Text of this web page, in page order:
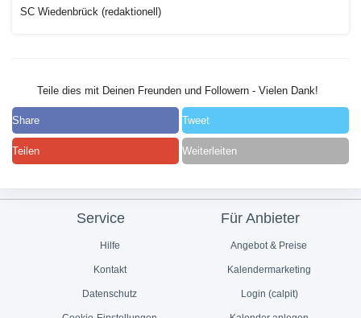
SC Wiedenbrück (redaktionell)
Teile dies mit Deinen Freunden und Followern - Vielen Dank!
Share Tweet
Teilen Weiterleiten
Service
Hilfe
Kontakt
Datenschutz
Für Anbieter
Angebot & Preise
Kalendermarketing
Login (calpit)